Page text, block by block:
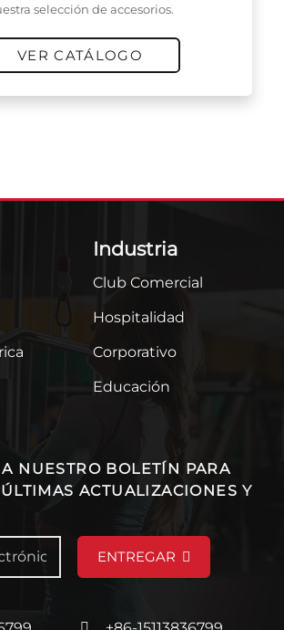
selección de accesorios.
VER CATÁLOGO
Industria
Club Comercial
Hospitalidad
Corporativo
Educación
NUESTRO BOLETÍN PARA
ACTUALIZACIONES Y
ENTREGAR